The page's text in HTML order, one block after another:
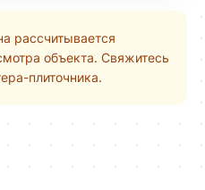
рассчитывается
объекта. Свяжитесь
плиточника.